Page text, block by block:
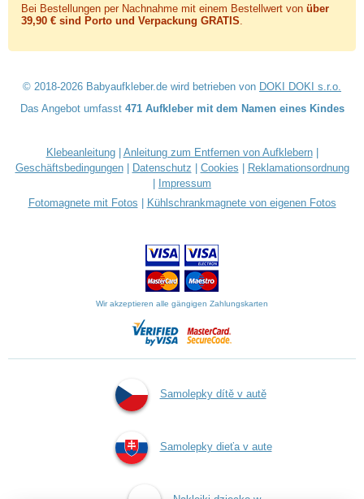
Bei Bestellungen per Nachnahme mit einem Bestellwert von über
39,90 € sind Porto und Verpackung GRATIS
© 2018-2026 Babyaufkleber.de wird betrieben von DOKI DOKI s.r.o.
Das Angebot umfasst 471 Aufkleber mit dem Namen eines Kindes
Klebeanleitung| Anleitung zum Entfernen von Aufklebern|
Geschäftsbedingungen| Datenschutz Cookies
Reklamationsordnung
Impressum
Fotomagnete mit Fotos
Kühlschrankmagnete von eigenen Fotos
Wir akzeptieren alle gängigen Zahlungskarten
Samolepky dítě v autě
Samolepky dieťa v aute